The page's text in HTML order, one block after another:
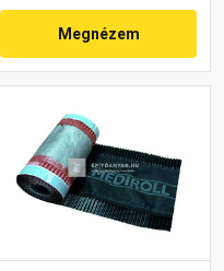
Megnézem